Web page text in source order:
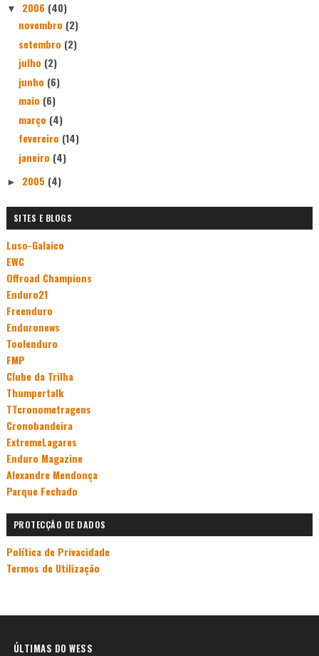
▼ 2006 (40)
novembro (2)
setembro (2)
julho (2)
junho (6)
maio (6)
março (4)
fevereiro (14)
janeiro (4)
► 2005 (4)
SITES E BLOGS
Luso-Galaico
EWC
Offroad Champions
Enduro21
Freenduro
Enduronews
Toolenduro
FMP
Clube da Trilha
Thumpertalk
TTcronometragens
Cronobandeira
ExtremeLagares
Enduro Magazine
Alexandre Mendonça
Parque Fechado
PROTECÇÃO DE DADOS
Política de Privacidade
Termos de Utilização
ÚLTIMAS DO WESS